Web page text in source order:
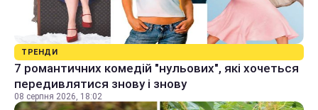
ТРЕНДИ
7 романтичних комедій "нульових", які хочеться
передивлятися знову і знову
08 серпня 2026, 18:02